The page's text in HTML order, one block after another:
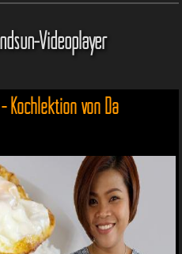
Videoplayer
Kochlektion von Da